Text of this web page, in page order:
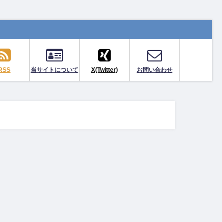
当サイトについて X(Twitter) お問い合わせ